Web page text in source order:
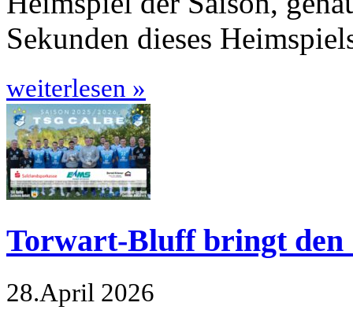
Sekunden dieses
weiterlesen »
Torwart-Bluff bringt den
28.April 2026